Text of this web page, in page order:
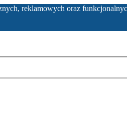
reklamowych oraz